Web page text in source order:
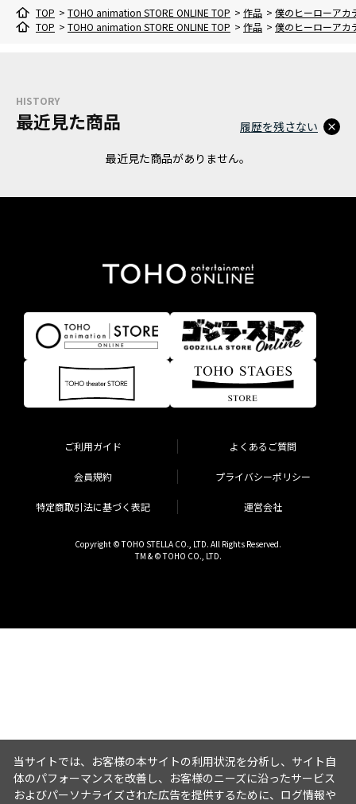
TOP > TOHO animation STORE ONLINE TOP > 作品 > 僕のヒーローアカ
TOP > TOHO animation STORE ONLINE TOP > 作品 > 僕のヒーローアカ
HISTORY
最近見た商品
最近見た商品がありません。
履歴を残さない
ご利用ガイド よくあるご質問
会員規約 プライバシーポリシー
特定商取引法に基づく表記 運営会社
Copyright © TOHO STELLA CO., LTD. All Rights Reserved.
TM & © TOHO CO., LTD.
当サイトでは、お客様の本サイトの利用状況を分析し、サイト自
体のパフォーマンスを改善し、お客様のニーズに沿ったサービス
およびパーソナライズされた広告を提供するために、ログ情報や